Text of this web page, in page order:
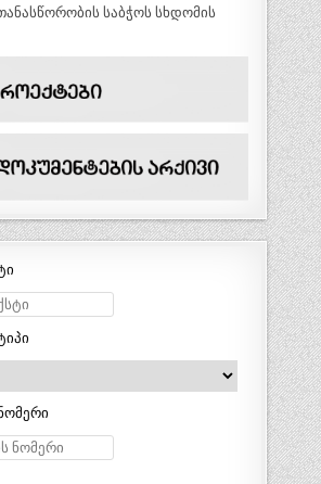
საბჭოს სხდომის